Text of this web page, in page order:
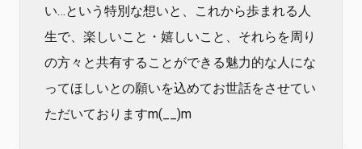
い…という特別な想いと、これから歩まれる人
生で、楽しいこと・嬉しいこと、それらを周り
の方々と共有することができる魅力的な人にな
ってほしいとの願いを込めてお世話をさせてい
ただいておりますm(__)m